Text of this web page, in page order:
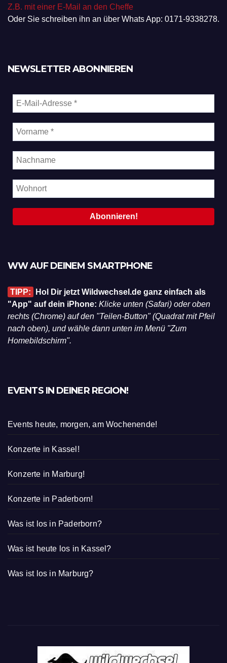
Z.B. mit einer E-Mail an den Cheffe
Oder Sie schreiben ihn an über Whats App: 0171-9338278.
NEWSLETTER ABONNIEREN
WW AUF DEINEM SMARTPHONE
TIPP:
Hol Dir jetzt Wildwechsel.de ganz einfach als
"App" auf dein iPhone: Klicke unten (Safari) oder oben
rechts (Chrome) auf den "Teilen-Button" (Quadrat mit Pfeil
nach oben), und wähle dann unten im Menü "Zum
Homebildschirm".
EVENTS IN DEINER REGION!
Events heute, morgen, am Wochenende!
Konzerte in Kassel!
Konzerte in Marburg!
Konzerte in Paderborn!
Was ist los in Paderborn?
Was ist heute los in Kassel?
Was ist los in Marburg?